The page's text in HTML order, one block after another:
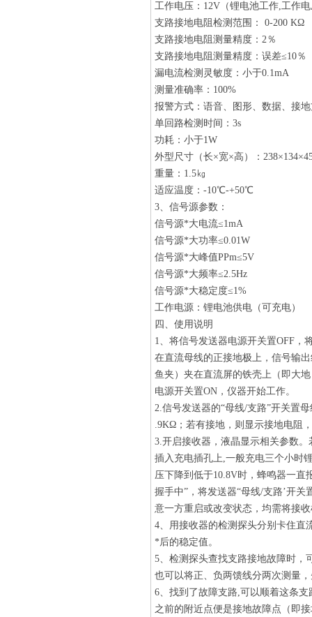
工作电压：12V（锂电池工作,工作
支路接地电阻检测范围： 0-200 KΩ
支路接地电阻测量精度：2％
支路接地电阻测量精度：误差≤10％
漏电流检测灵敏度：小于0.1mA
测量准确率：100%
报警方式：语音、图形、数据、接
单回路检测时间：3s
功耗：小于1W
外型尺寸（长×宽×高）：
重量：1.5㎏
适应温度：-10℃-+50℃
3、信号源参数：
信号源*大电流≤1mA
信号源*大功率≤0.01W
信号源*大峰值PPm≤5V
信号源*大频率≤2.5Hz
信号源*大稳定度≤1%
工作电源：锂电池供电（可充电）
四、使用说明
1、将信号发送器电源开关置OFF，
在直流母线的正接地极上，信号输
鱼夹）夹在直流屏的铁壳上（即大
电源开关置ON，仪器开始工作。
2.信号发送器的“母线/支路”开关置
.9KΩ；若有接地，则显示接地电阻
3.开启接收器，液晶显示相关参数
插入充电插孔上,一般充电三个小时
压下降到低于10.8V时，蜂鸣器一直
握手中”，将发送器“母线/支路’开
意一方重启或改变状态，均需将接
4、用接收器的检测探头分别卡住直
*后的稳定值。
5、检测探头查找支路接地故障时，
也可以将正、负两馈线分两次测量
6、找到了故障支路,可以顺着这条
之前的附近点便是接地故障点（即